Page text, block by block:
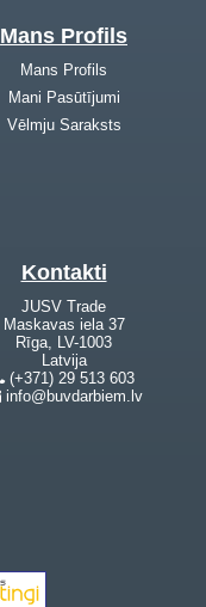
Mans Profils
Mans Profils
Mani Pasūtījumi
Vēlmju Saraksts
Kontakti
JUSV Trade
Maskavas iela 37
Rīga, LV-1003
Latvija
(+371) 29 513 603
info@buvdarbiem.lv